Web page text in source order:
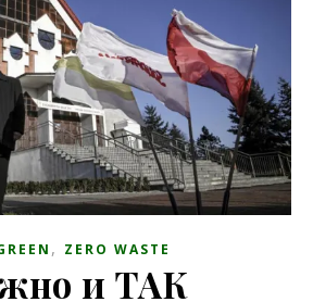
, ZERO WASTE
и ТАК